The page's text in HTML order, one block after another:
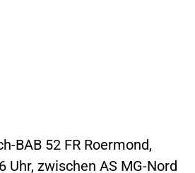
BAB 52 FR Roermond,
Uhr, zwischen AS MG-Nord